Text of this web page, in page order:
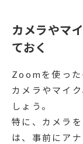
カメラやマ
ておく
Zoomを使った
カメラやマイ
しょう。
特に、カメラ
は、事前にア